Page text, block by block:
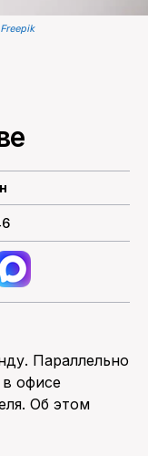
Параллельно
офисе
Об этом